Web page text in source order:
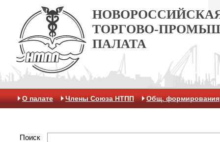
ТОРГОВО-
ПАЛАТА
О палате Члены Союза НТПП Общ. формирования
Поиск